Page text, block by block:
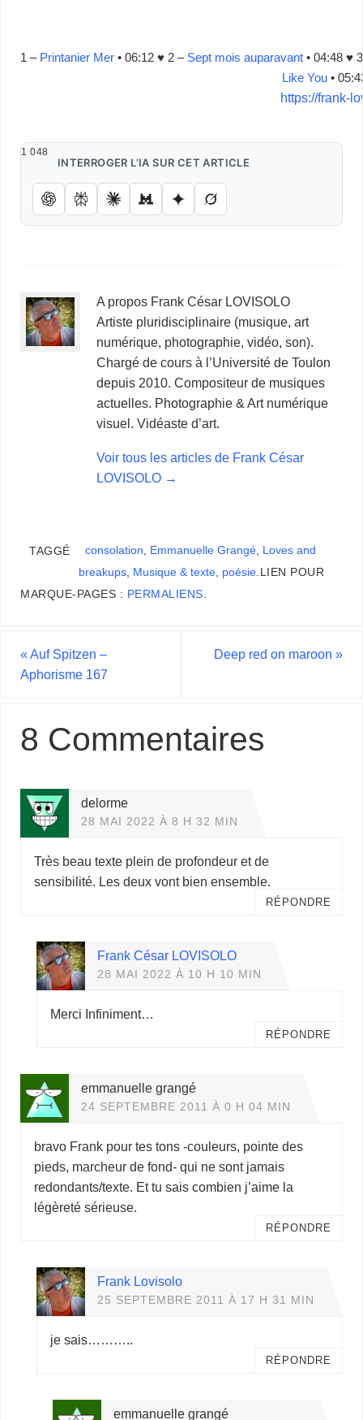
1 – Printanier Mer • 06:12 ♥ 2 – Sept mois auparavant • 04:48 ♥
Like You•
https://frank-
1 048
INTERROGER L’IA SUR CET ARTICLE
A propos Frank César LOVISOLO
Artiste pluridisciplinaire (musique, art
numérique, photographie, vidéo, son).
Chargé de cours à l’Université de Toulon
depuis 2010. Compositeur de musiques
actuelles. Photographie & Art numérique
visuel. Vidéaste d’art.
Voir tous les articles de Frank César
LOVISOLO →
TAGGÉ consolation, Emmanuelle Grangé, Loves and
breakups, Musique & texte, poésie. LIEN POUR
MARQUE-PAGES : PERMALIENS.
« Auf Spitzen –
Aphorisme 167
Deep red on maroon »
8 Commentaires
delorme
28 MAI 2022 À 8 H 32 MIN
Très beau texte plein de profondeur et de
sensibilité. Les deux vont bien ensemble.
RÉPONDRE
Frank César LOVISOLO
28 MAI 2022 À 10 H 10 MIN
Merci Infiniment…
RÉPONDRE
emmanuelle grangé
24 SEPTEMBRE 2011 À 0 H 04 MIN
bravo Frank pour tes tons -couleurs, pointe des
pieds, marcheur de fond- qui ne sont jamais
redondants/texte. Et tu sais combien j’aime la
légèreté sérieuse.
RÉPONDRE
Frank Lovisolo
25 SEPTEMBRE 2011 À 17 H 31 MIN
je sais………..
RÉPONDRE
emmanuelle grangé